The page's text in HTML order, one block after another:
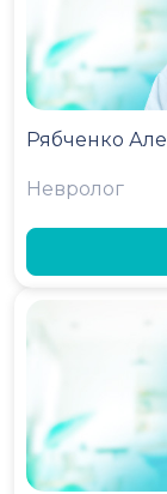
Рябченко
Невролог